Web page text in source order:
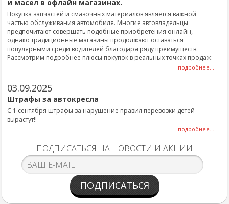
и масел в офлайн магазинах.
Покупка запчастей и смазочных материалов является важной
частью обслуживания автомобиля. Многие автовладельцы
предпочитают совершать подобные приобретения онлайн,
однако традиционные магазины продолжают оставаться
популярными среди водителей благодаря ряду преимуществ.
Рассмотрим подробнее плюсы покупок в реальных точках продаж:
подробнее...
03.09.2025
Штрафы за автокресла
С 1 сентября штрафы за нарушение правил перевозки детей
вырастут!!
подробнее...
ПОДПИСАТЬСЯ НА НОВОСТИ И АКЦИИ
ПОДПИСАТЬСЯ